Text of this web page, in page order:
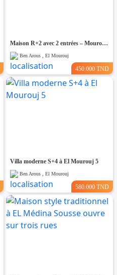
Maison R+2 avec 2 entrées – Mourouj 4
Ben Arous , El Mourouj
450.000 TND
Villa moderne S+4 à El Mourouj 5
Ben Arous , El Mourouj
580.000 TND